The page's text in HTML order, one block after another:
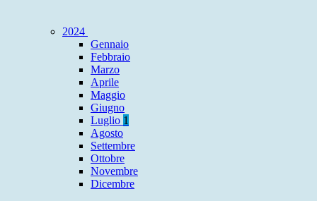
2024
Gennaio
Febbraio
Marzo
Aprile
Maggio
Giugno
Luglio 1
Agosto
Settembre
Ottobre
Novembre
Dicembre